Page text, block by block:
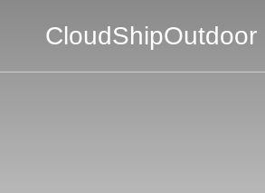
CloudShipOutdoor